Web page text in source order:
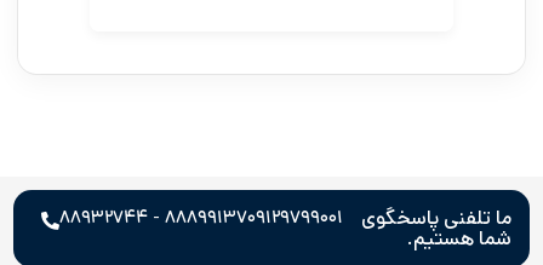
ما تلفنی پاسخگوی
شما هستیم.
۰۹۱۲۹۷۹۹۰۰۱۸۸۸۹۹۱۳۷ - ۸۸۹۳۲۷۴۴